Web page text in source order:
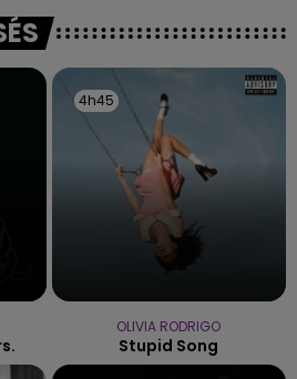
en profite pour rappeler
4h45
4h45
OLIVIA RODRIGO
Stupid Song